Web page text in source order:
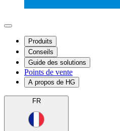
Produits
Conseils
Guide des solutions
Points de vente
A propos de HG
FR